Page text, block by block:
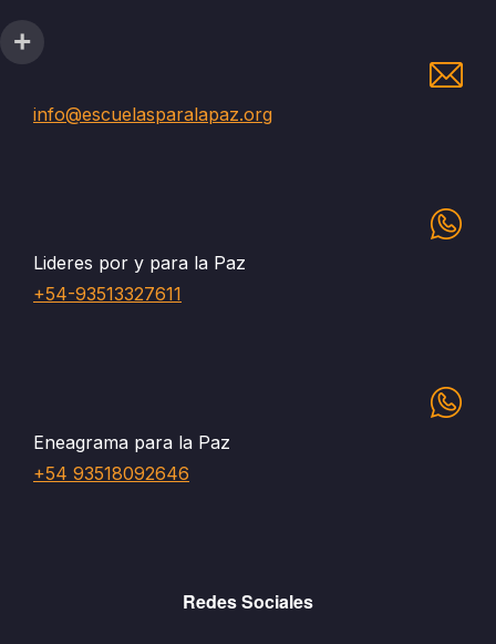
info@escuelasparalapaz.org
Lideres por y para la Paz
+54-93513327611
Eneagrama para la Paz
+54 93518092646
Redes Sociales